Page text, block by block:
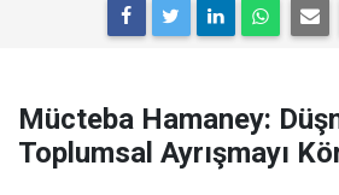
Mücteba Hamaney:
Toplumsal Ayrışmayı